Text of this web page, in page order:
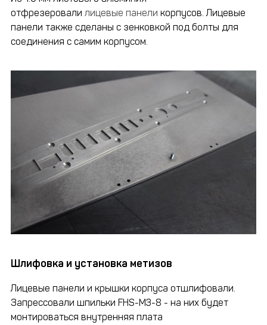
отфрезеровали лицевые панели корпусов. Лицевые
панели также сделаны с зенковкой под болты для
соединения с самим корпусом.
Шлифовка и установка метизов
Лицевые панели и крышки корпуса отшлифовали.
Запрессовали шпильки FHS-M3-8 - на них будет
монтироваться внутренняя плата